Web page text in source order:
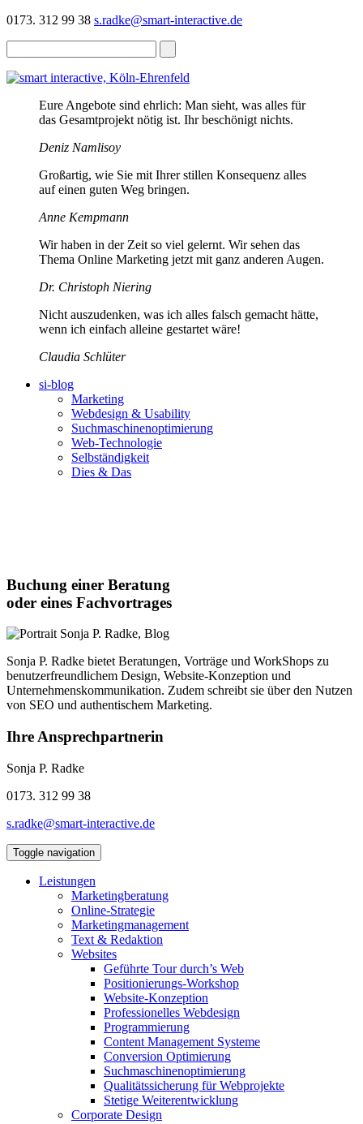
0173. 312 99 38 s.radke@smart-interactive.de
Eure Angebote sind ehrlich: Man sieht, was alles für
das Gesamtprojekt nötig ist. Ihr beschönigt nichts.
Deniz Namlisoy
Großartig, wie Sie mit Ihrer stillen Konsequenz alles
auf einen guten Weg bringen.
Anne Kempmann
Wir haben in der Zeit so viel gelernt. Wir sehen das
Thema Online Marketing jetzt mit ganz anderen Augen.
Dr. Christoph Niering
Nicht auszudenken, was ich alles falsch gemacht hätte,
wenn ich einfach alleine gestartet wäre!
Claudia Schlüter
si-blog
Marketing
Webdesign & Usability
Suchmaschinenoptimierung
Web-Technologie
Selbständigkeit
Dies & Das
Buchung einer Beratung
oder eines Fachvortrages
Sonja P. Radke bietet Beratungen, Vorträge und WorkShops zu
benutzerfreundlichem Design, Website-Konzeption und
Unternehmenskommunikation. Zudem schreibt sie über den Nutzen
von SEO und authentischem Marketing.
Ihre Ansprechpartnerin
Sonja P. Radke
0173. 312 99 38
s.radke@smart-interactive.de
Toggle navigation
Leistungen
Marketingberatung
Online-Strategie
Marketingmanagement
Text & Redaktion
Websites
Geführte Tour durch’s Web
Positionierungs-Workshop
Website-Konzeption
Professionelles Webdesign
Programmierung
Content Management Systeme
Conversion Optimierung
Suchmaschinenoptimierung
Qualitätssicherung für Webprojekte
Stetige Weiterentwicklung
Corporate Design